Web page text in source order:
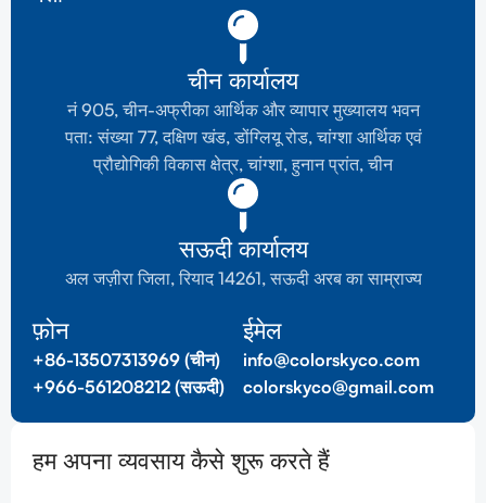
चीन कार्यालय
नं 905, चीन-अफ्रीका आर्थिक और व्यापार मुख्यालय भवन
पता: संख्या 77, दक्षिण खंड, डोंग्लियू रोड, चांग्शा आर्थिक एवं
प्रौद्योगिकी विकास क्षेत्र, चांग्शा, हुनान प्रांत, चीन
सऊदी कार्यालय
अल जज़ीरा जिला, रियाद 14261, सऊदी अरब का साम्राज्य
फ़ोन
+86-13507313969 (चीन)
+966-561208212 (सऊदी)
ईमेल
info@colorskyco.com
colorskyco@gmail.com
हम अपना व्यवसाय कैसे शुरू करते हैं